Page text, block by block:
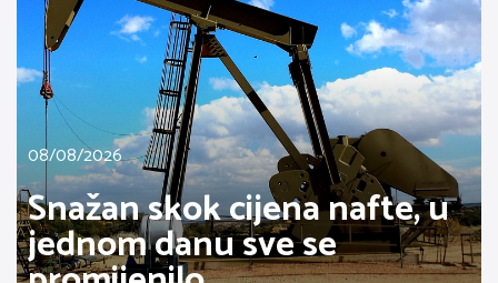
08/08/2026
Snažan skok cijena nafte, u
jednom danu sve se